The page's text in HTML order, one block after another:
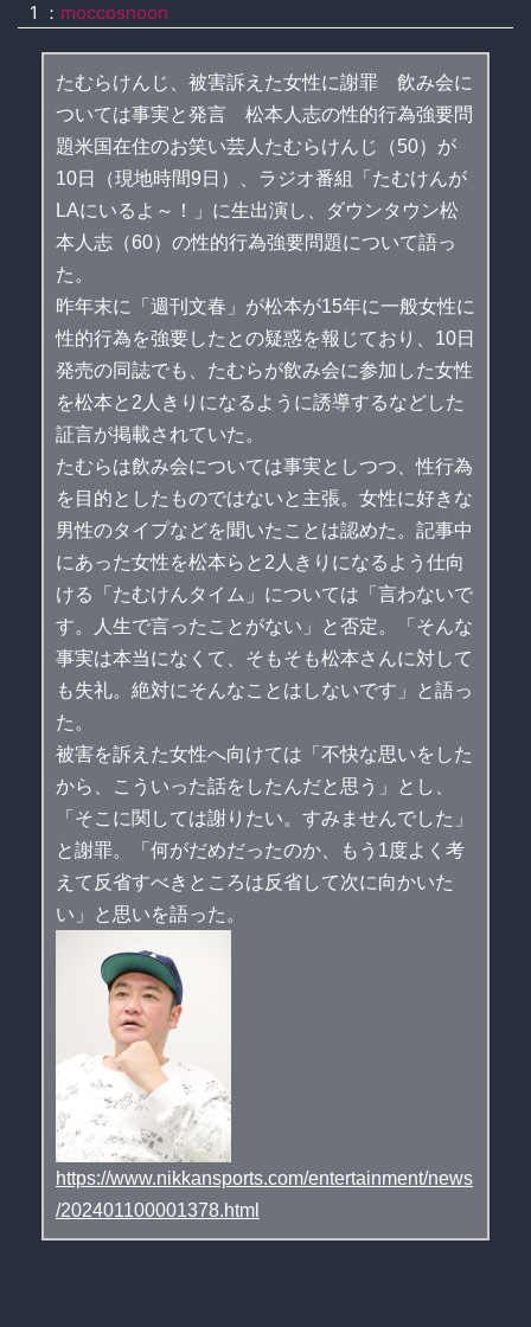
1 ： moccosnoon
たむらけんじ、被害訴えた女性に謝罪 飲み会に
ついては事実と発言 松本人志の性的行為強要問
題米国在住のお笑い芸人たむらけんじ（50）が
10日（現地時間9日）、ラジオ番組「たむけんが
LAにいるよ～！」に生出演し、ダウンタウン松
本人志（60）の性的行為強要問題について語っ
た。
昨年末に「週刊文春」が松本が15年に一般女性に
性的行為を強要したとの疑惑を報じており、10日
発売の同誌でも、たむらが飲み会に参加した女性
を松本と2人きりになるように誘導するなどした
証言が掲載されていた。
たむらは飲み会については事実としつつ、性行為
を目的としたものではないと主張。女性に好きな
男性のタイプなどを聞いたことは認めた。記事中
にあった女性を松本らと2人きりになるよう仕向
ける「たむけんタイム」については「言わないで
す。人生で言ったことがない」と否定。「そんな
事実は本当になくて、そもそも松本さんに対して
も失礼。絶対にそんなことはしないです」と語っ
た。
被害を訴えた女性へ向けては「不快な思いをした
から、こういった話をしたんだと思う」とし、
「そこに関しては謝りたい。すみませんでした」
と謝罪。「何がだめだったのか、もう1度よく考
えて反省すべきところは反省して次に向かいた
い」と思いを語った。
https://www.nikkansports.com/entertainment/news
/202401100001378.html